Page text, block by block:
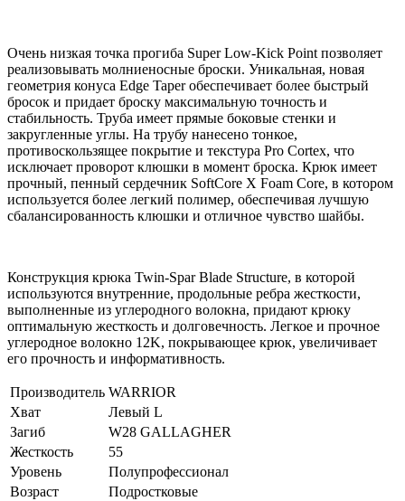
Очень низкая точка прогиба Super Low-Kick Point позволяет
реализовывать молниеносные броски. Уникальная, новая
геометрия конуса Edge Taper обеспечивает более быстрый
бросок и придает броску максимальную точность и
стабильность. Труба имеет прямые боковые стенки и
закругленные углы. На трубу нанесено тонкое,
противоскользящее покрытие и текстура Pro Cortex, что
исключает проворот клюшки в момент броска. Крюк имеет
прочный, пенный сердечник SoftCore X Foam Core, в котором
используется более легкий полимер, обеспечивая лучшую
сбалансированность клюшки и отличное чувство шайбы.
Конструкция крюка Twin-Spar Blade Structure, в которой
используются внутренние, продольные ребра жесткости,
выполненные из углеродного волокна, придают крюку
оптимальную жесткость и долговечность. Легкое и прочное
углеродное волокно 12K, покрывающее крюк, увеличивает
его прочность и информативность.
Производитель WARRIOR
Хват
Левый L
Загиб
W28 GALLAGHER
Жесткость
55
Уровень
Полупрофессионал
Возраст
Подростковые